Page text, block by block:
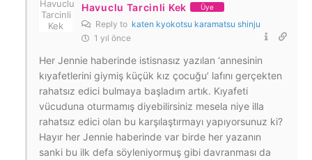
Havuclu Tarcinli Kek Üye
Reply to katen kyokotsu karamatsu shinju
1 yıl önce
Her Jennie haberinde istisnasız yazılan ‘annesinin
kıyafetlerini giymiş küçük kız çocuğu’ lafını gerçekten
rahatsız edici bulmaya başladım artık. Kıyafeti
vücuduna oturmamış diyebilirsiniz mesela niye illa
rahatsız edici olan bu karşılaştırmayı yapıyorsunuz ki?
Hayır her Jennie haberinde var birde her yazanın
sanki bu ilk defa söyleniyormuş gibi davranması da